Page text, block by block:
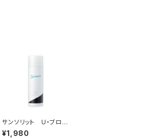
サンソリット U・ブロッ
クスプレー
¥1,980